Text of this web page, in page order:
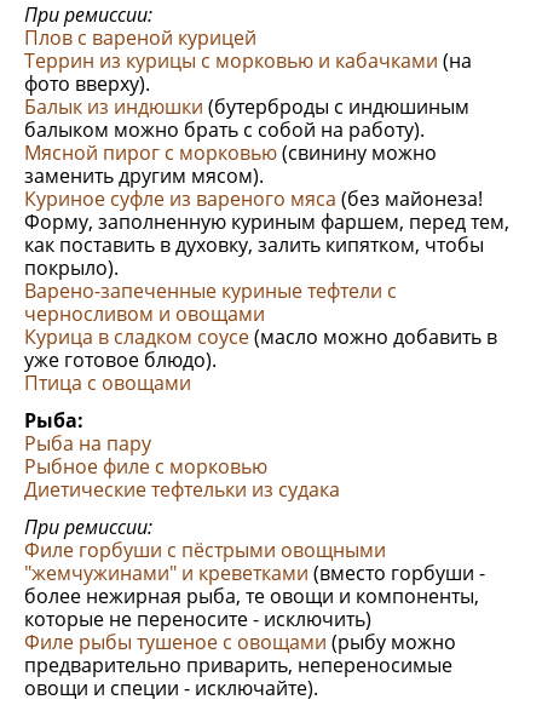
При ремиссии:
Плов с вареной курицей
Террин из курицы с морковью и кабачками (на
фото вверху).
Балык из индюшки (бутерброды с индюшиным
балыком можно брать с собой на работу).
Мясной пирог с морковью(свинину можно
заменить другим мясом).
Куриное суфле из вареного мяса (без майонеза!
Форму, заполненную куриным фаршем, перед тем,
как поставить в духовку, залить кипятком, чтобы
покрыло).
Варено-запеченные куриные тефтели с
черносливом и овощами
Курица в сладком соусе(масло можно добавить в
уже готовое блюдо).
Птица с овощами
Рыба:
Рыба на пару
Рыбное филе с морковью
Диетические тефтельки из судака
При ремиссии:
Филе горбуши с пёстрыми овощными
"жемчужинами" и креветками (вместо горбуши -
более нежирная рыба, те овощи и компоненты,
которые не переносите - исключить)
Филе рыбы тушеное с овощами (рыбу можно
предварительно приварить, непереносимые
овощи и специи - исключайте).